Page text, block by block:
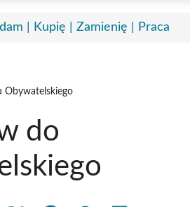
| Kupię | Zamienię | Praca
Obywatelskiego
do